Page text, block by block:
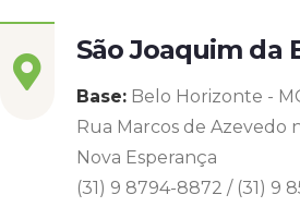
São Joaquim da
Base: Belo Horizonte -
Rua Marcos de Azevedo
Nova Esperança
(31) 9 8794-8872 / (31) 9